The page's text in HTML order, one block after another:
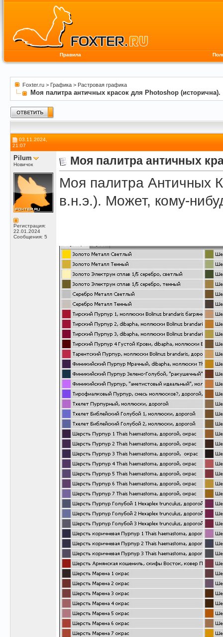
Правила
Foxter.ru > Графика > Растровая графика
Моя палитра античных красок для Photoshop (исторична).
03.11.2024,
21:07
Pilum
Новичок
Регистрация:
22.01.2024
Сообщения: 5
Моя палитра античных
Моя палитра Античных
в.н.э.). Может, кому-